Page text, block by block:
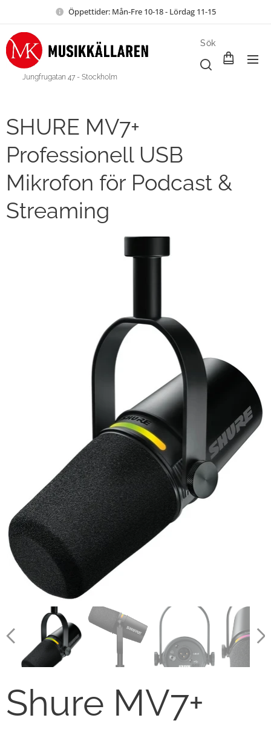
Öppettider: Mån-Fre 10-18 - Lördag 11-15
Jungfrugatan 47 - Stockholm
Sök
SHURE MV7+
Professionell USB
Mikrofon för Podcast &
Streaming
Shure MV7+